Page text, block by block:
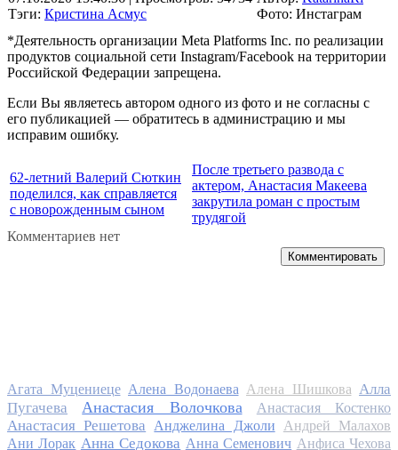
Тэги: Кристина Асмус
Фото: Инстаграм
*Деятельность организации Meta Platforms Inc. по реализации
продуктов социальной сети Instagram/Facebook на территории
Российской Федерации запрещена.
Если Вы являетесь автором одного из фото и не согласны с
его публикацией — обратитесь в администрацию и мы
исправим ошибку.
62-летний Валерий Сюткин
поделился, как справляется
с новорожденным сыном
После третьего развода с
актером, Анастасия Макеева
закрутила роман с простым
трудягой
Комментариев нет
Комментировать
Агата Муцениеце Алена Водонаева Алена Шишкова Алла
Пугачева
Анастасия Волочкова Анастасия Костенко
Анастасия Решетова Анджелина Джоли
Андрей Малахов
Ани Лорак Анна Седокова Анна Семенович Анфиса Чехова